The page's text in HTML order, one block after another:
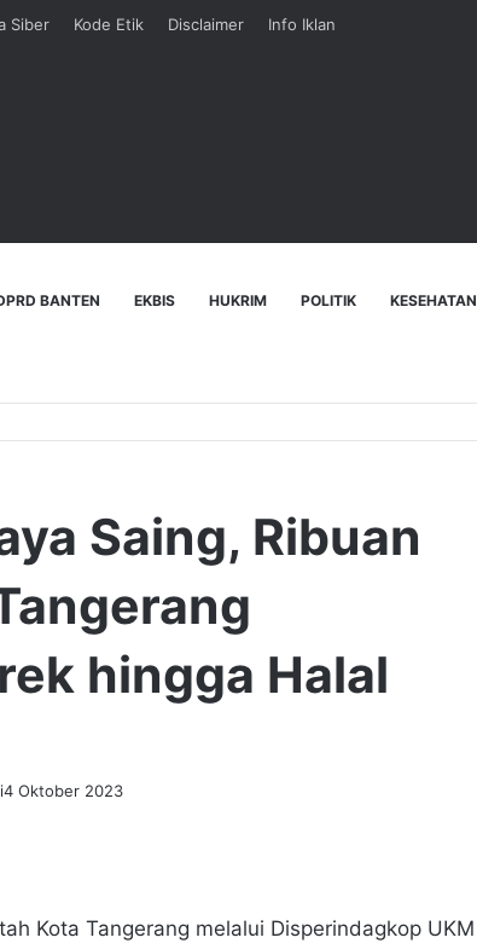
Siber Kode Etik Disclaimer Info Iklan
BANTEN EKBIS HUKRIM POLITIK KESEHATAN
Saing, Ribuan
hingga Halal
4 Oktober 2023
Kota Tangerang melalui Disperindagkop UKM